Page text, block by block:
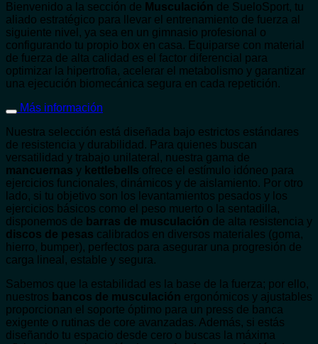
Bienvenido a la sección de Musculación de SueloSport, tu
aliado estratégico para llevar el entrenamiento de fuerza al
siguiente nivel, ya sea en un gimnasio profesional o
configurando tu propio box en casa. Equiparse con material
de fuerza de alta calidad es el factor diferencial para
optimizar la hipertrofia, acelerar el metabolismo y garantizar
una ejecución biomecánica segura en cada repetición.
Más información
Nuestra selección está diseñada bajo estrictos estándares
de resistencia y durabilidad. Para quienes buscan
versatilidad y trabajo unilateral, nuestra gama de
mancuernas y kettlebells ofrece el estímulo idóneo para
ejercicios funcionales, dinámicos y de aislamiento. Por otro
lado, si tu objetivo son los levantamientos pesados y los
ejercicios básicos como el peso muerto o la sentadilla,
disponemos de barras de musculación de alta resistencia y
discos de pesas calibrados en diversos materiales (goma,
hierro, bumper), perfectos para asegurar una progresión de
carga lineal, estable y segura.
Sabemos que la estabilidad es la base de la fuerza; por ello,
nuestros bancos de musculación ergonómicos y ajustables
proporcionan el soporte óptimo para un press de banca
exigente o rutinas de core avanzadas. Además, si estás
diseñando tu espacio desde cero o buscas la máxima